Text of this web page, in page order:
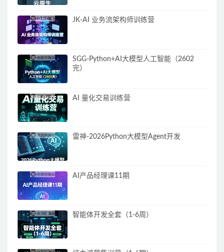
JK-AI 业务流架构师训练营
SGG-Python+AI大模型人工智能（2602
完）
AI 量化交易训练营
雷神-2026Python大模型Agent开发
AI产品经理课11期
智能体开发全套（1-6周）